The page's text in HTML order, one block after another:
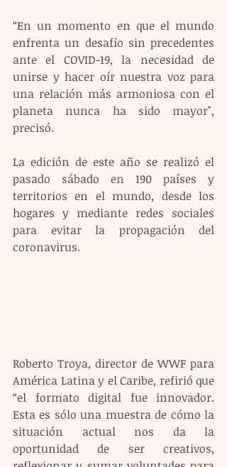
“En un momento en que el mundo
enfrenta un desafío sin precedentes
ante el COVID-19, la necesidad de
unirse y hacer oír nuestra voz para
una relación más armoniosa con el
planeta nunca ha sido mayor",
precisó.
La edición de este año se realizó el
pasado sábado en 190 países y
territorios en el mundo, desde los
hogares y mediante redes sociales
para evitar la propagación del
coronavirus.
Roberto Troya, director de WWF para
América Latina y el Caribe, refirió que
“el formato digital fue innovador.
Esta es sólo una muestra de cómo la
situación actual nos da la
oportunidad de ser creativos,